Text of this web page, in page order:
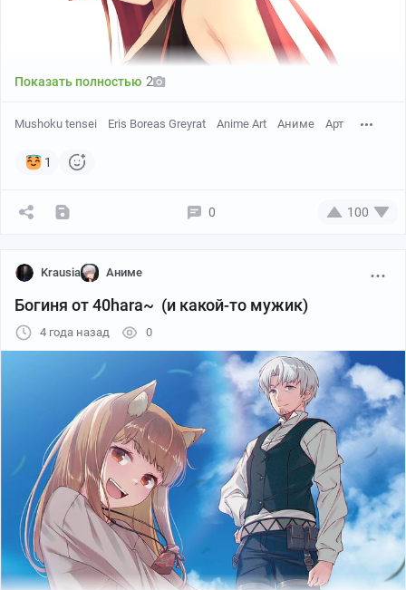
Показать полностью 2
Mushoku tensei Eris Boreas Greyrat Anime Art Аниме Арт
1
0 100
Krausia Аниме
Богиня от 40hara~ (и какой-то мужик)
4 года назад 0